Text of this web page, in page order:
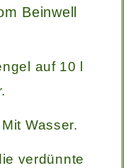
Beinwell
auf 10 l
Wasser.
verdünnte